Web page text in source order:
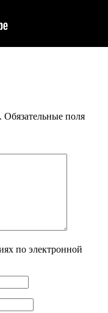
Обязательные поля
по электронной